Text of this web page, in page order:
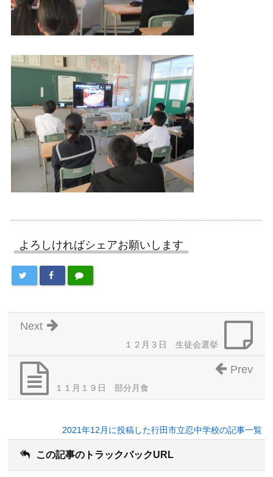
よろしければシェアお願いします
１２月３日 生徒会選挙
Next
１１月１９日 部分月食
Prev
2021年12月に投稿した行田市立忍中学校の記事一覧
この記事のトラックバックURL